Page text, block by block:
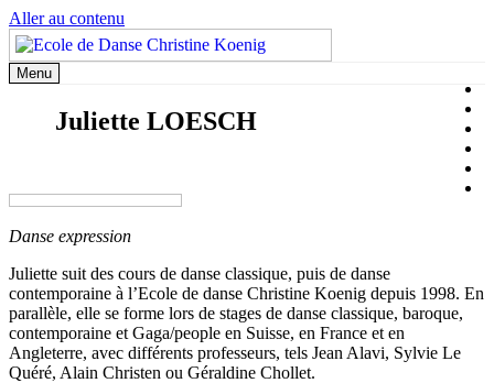
Aller au contenu
Menu
Juliette LOESCH
Danse expression
Juliette suit des cours de danse classique, puis de danse
contemporaine à l’Ecole de danse Christine Koenig depuis 1998. En
parallèle, elle se forme lors de stages de danse classique, baroque,
contemporaine et Gaga/people en Suisse, en France et en
Angleterre, avec différents professeurs, tels Jean Alavi, Sylvie Le
Quéré, Alain Christen ou Géraldine Chollet.